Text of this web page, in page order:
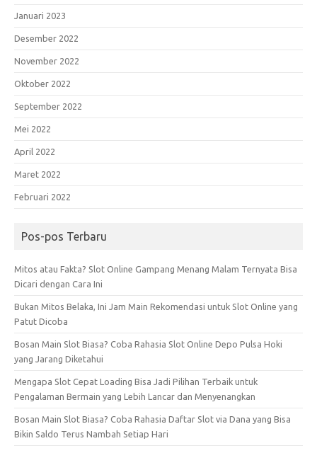
Januari 2023
Desember 2022
November 2022
Oktober 2022
September 2022
Mei 2022
April 2022
Maret 2022
Februari 2022
Pos-pos Terbaru
Mitos atau Fakta? Slot Online Gampang Menang Malam Ternyata Bisa
Dicari dengan Cara Ini
Bukan Mitos Belaka, Ini Jam Main Rekomendasi untuk Slot Online yang
Patut Dicoba
Bosan Main Slot Biasa? Coba Rahasia Slot Online Depo Pulsa Hoki
yang Jarang Diketahui
Mengapa Slot Cepat Loading Bisa Jadi Pilihan Terbaik untuk
Pengalaman Bermain yang Lebih Lancar dan Menyenangkan
Bosan Main Slot Biasa? Coba Rahasia Daftar Slot via Dana yang Bisa
Bikin Saldo Terus Nambah Setiap Hari